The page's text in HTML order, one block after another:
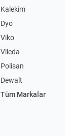
Kalekim
Dyo
Viko
Vileda
Polisan
Dewalt
Tüm Markalar